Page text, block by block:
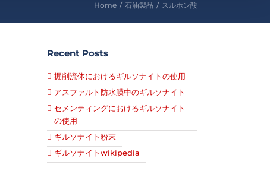
Home / 石油製品 / スルホン酸
Recent Posts
掘削流体におけるギルソナイトの使用
アスファルト防水膜中のギルソナイト
セメンティングにおけるギルソナイト
の使用
ギルソナイト粉末
ギルソナイトwikipedia